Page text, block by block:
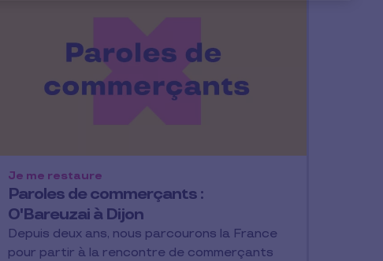
Paroles de commerçants :
O'Bareuzai à Dijon
Je me restaure
Depuis deux ans, nous parcourons la France
pour partir à la rencontre de commerçants